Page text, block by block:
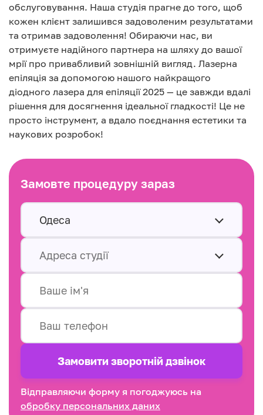
обслуговування. Наша студія прагне до того, щоб
кожен клієнт залишився задоволеним результатами
та отримав задоволення! Обираючи нас, ви
отримуєте надійного партнера на шляху до вашої
мрії про привабливий зовнішній вигляд. Лазерна
епіляція за допомогою нашого найкращого
діодного лазера для епіляції 2025 — це завжди вдалі
рішення для досягнення ідеальної гладкості! Це не
просто інструмент, а вдало поєднання естетики та
наукових розробок!
Замовте процедуру зараз
Одеса
Адреса студії
Замовити зворотнiй дзвінок
Відправляючи форму я погоджуюсь на
обробку персональних даних